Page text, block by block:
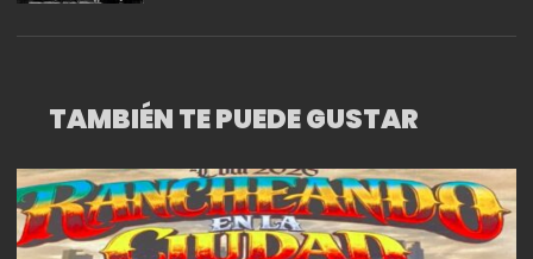
TAMBIÉN TE PUEDE GUSTAR